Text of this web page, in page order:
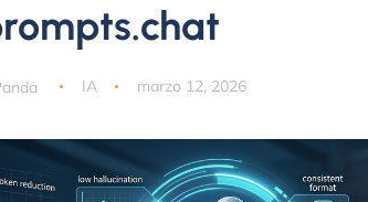
IA marzo 12, 2026